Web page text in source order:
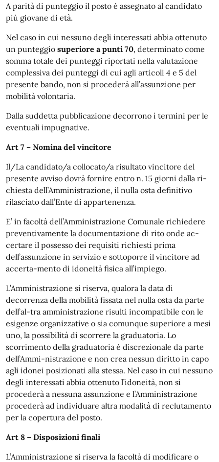
A parità di punteggio il posto è assegnato al candidato
più giovane di età.
Nel caso in cui nessuno degli interessati abbia ottenuto
un punteggio superiore a punti 70, determinato come
somma totale dei punteggi riportati nella valutazione
complessiva dei punteggi di cui agli articoli 4 e 5 del
presente bando, non si procederà all’assunzione per
mobilità volontaria.
Dalla suddetta pubblicazione decorrono ì termini per le
eventuali impugnative.
Art 7 – Nomina del vincitore
Il/La candidato/a collocato/a risultato vincitore del
presente avviso dovrà fornire entro n. 15 giorni dalla ri-
chiesta dell’Amministrazione, il nulla osta definitivo
rilasciato dall’Ente di appartenenza.
E’ in facoltà dell’Amministrazione Comunale richiedere
preventivamente la documentazione di rito onde ac-
certare il possesso dei requisiti richiesti prima
dell’assunzione in servizio e sottoporre il vincitore ad
accerta-mento di idoneità fisica all’impiego.
L’Amministrazione si riserva, qualora la data di
decorrenza della mobilità fissata nel nulla osta da parte
dell’al-tra amministrazione risulti incompatibile con le
esigenze organizzative o sia comunque superiore a mesi
uno, la possibilità di scorrere la graduatoria. Lo
scorrimento della graduatoria è discrezionale da parte
dell’Ammi-nistrazione e non crea nessun diritto in capo
agli idonei posizionati alla stessa. Nel caso in cui nessuno
degli interessati abbia ottenuto l’idoneità, non si
procederà a nessuna assunzione e l’Amministrazione
procederà ad individuare altra modalità di reclutamento
per la copertura del posto.
Art 8 – Disposizioni finali
L’Amministrazione si riserva la facoltà di modificare o